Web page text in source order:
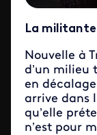
La
Nouvelle à
d’un milieu
en
arrive dans
qu’elle
n’est pour